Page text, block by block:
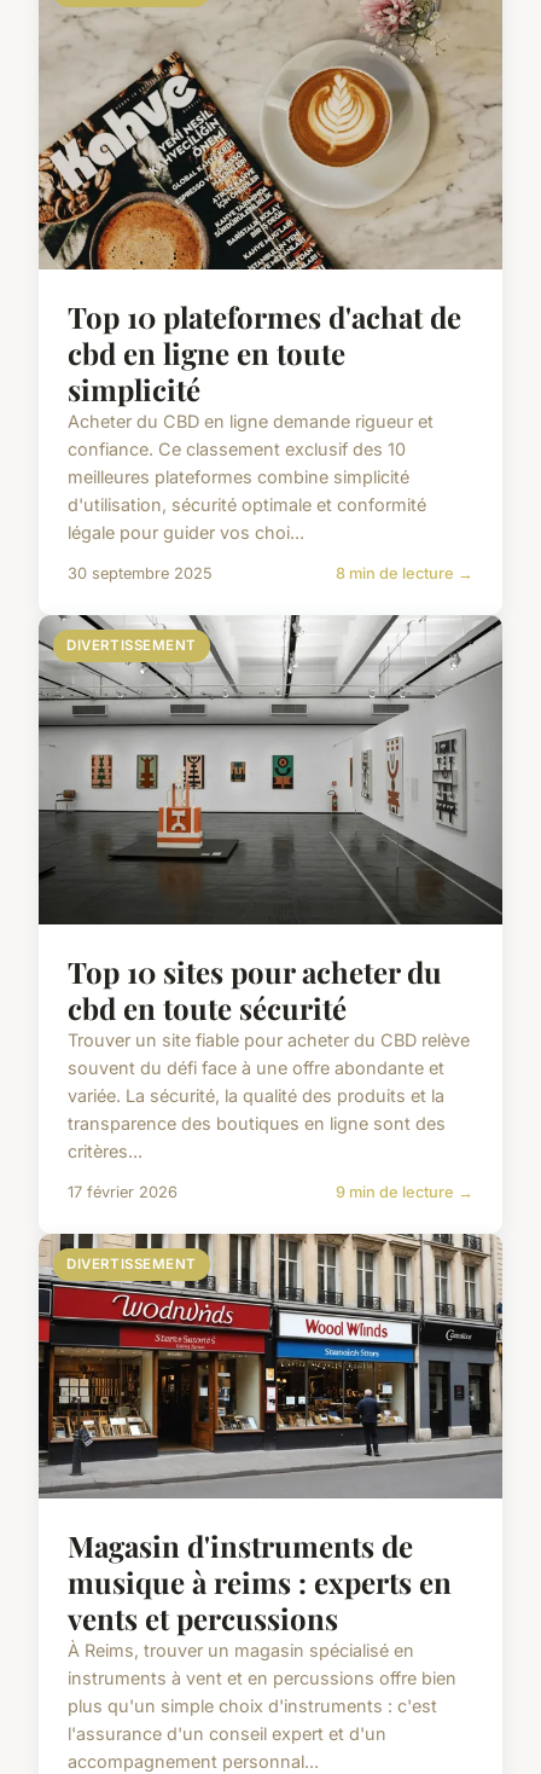
Top 10 plateformes d'achat de
cbd en ligne en toute
simplicité
Acheter du CBD en ligne demande rigueur et
confiance. Ce classement exclusif des 10
meilleures plateformes combine simplicité
d'utilisation, sécurité optimale et conformité
légale pour guider vos choi...
30 septembre 2025 8 min de lecture →
DIVERTISSEMENT
Top 10 sites pour acheter du
cbd en toute sécurité
Trouver un site fiable pour acheter du CBD relève
souvent du défi face à une offre abondante et
variée. La sécurité, la qualité des produits et la
transparence des boutiques en ligne sont des
critères...
17 février 2026 9 min de lecture →
DIVERTISSEMENT
Magasin d'instruments de
musique à reims : experts en
vents et percussions
À Reims, trouver un magasin spécialisé en
instruments à vent et en percussions offre bien
plus qu'un simple choix d'instruments : c'est
l'assurance d'un conseil expert et d'un
accompagnement personnal...